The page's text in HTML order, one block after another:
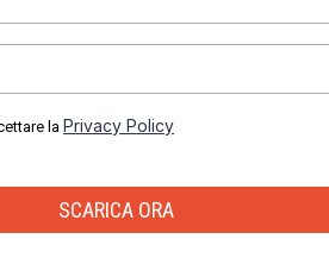
la Privacy Policy
SCARICA ORA